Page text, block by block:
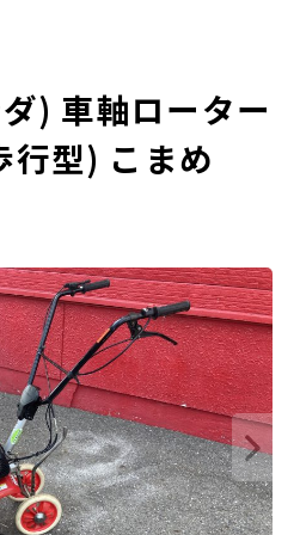
) 車軸ローター
行型) こまめ